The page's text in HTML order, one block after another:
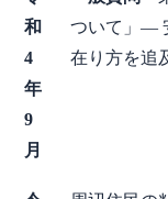
和
4
年
9
月
ついて」—
在り方を追